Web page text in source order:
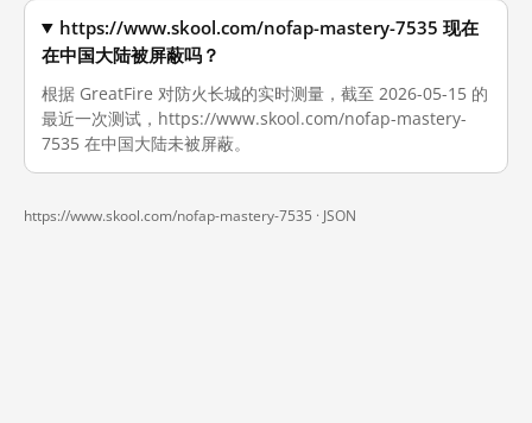
https://www.skool.com/nofap-mastery-7535 现在
在中国大陆被屏蔽吗？
根据 GreatFire 对防火长城的实时测量，截至 2026-05-15 的
最近一次测试，https://www.skool.com/nofap-mastery-
7535 在中国大陆未被屏蔽。
https://www.skool.com/nofap-mastery-7535 · JSON